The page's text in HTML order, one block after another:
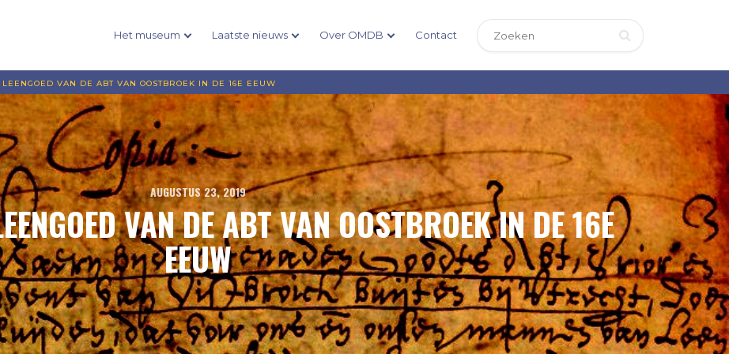
Het museum Laatste nieuws Over OMDB Contact
VAN DE ABT VAN OOSTBROEK IN DE 16E EEUW
AUGUSTUS 23, 2019
VAN DE ABT VAN OOSTBROEK IN DE 16E
EEUW